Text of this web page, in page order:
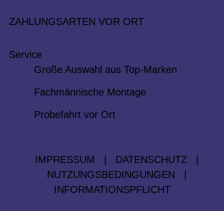
ZAHLUNGSARTEN VOR ORT
Service
Große Auswahl aus Top-Marken
Fachmännische Montage
Probefahrt vor Ort
IMPRESSUM DATENSCHUTZ
NUTZUNGSBEDINGUNGEN
INFORMATIONSPFLICHT